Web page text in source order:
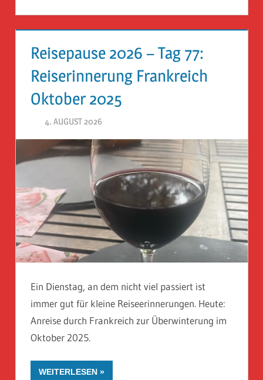
Reisepause 2026 – Tag 77:
Reiserinnerung Frankreich
Oktober 2025
4. AUGUST 2026
Ein Dienstag, an dem nicht viel passiert ist
immer gut für kleine Reiseerinnerungen. Heute:
Anreise durch Frankreich zur Überwinterung im
Oktober 2025.
WEITERLESEN